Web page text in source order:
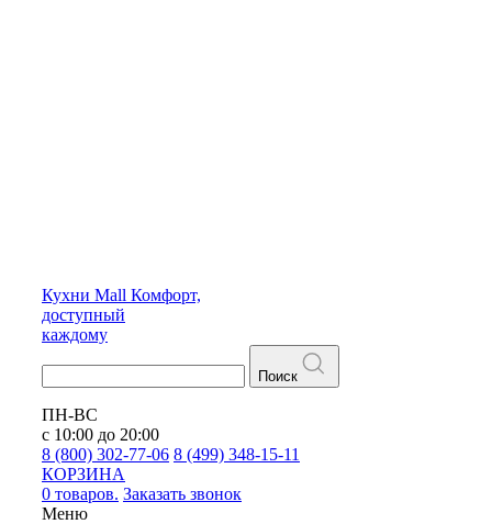
Кухни Mall Комфорт,
доступный
каждому
Поиск
ПН-ВС
с 10:00 до 20:00
8 (800) 302-77-06 8 (499) 348-15-11
КОРЗИНА
0 товаров. Заказать звонок
Меню